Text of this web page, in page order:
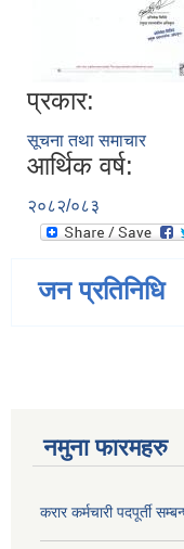
प्रकार:
सूचना तथा समाचार
आर्थिक वर्ष:
२०८२/०८३
जन प्रतिनिधि
नमुना फारमहरु
करार कर्मचारी पदपूर्ती